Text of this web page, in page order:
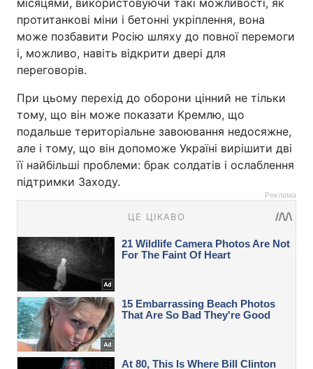
протитанкові міни і бетонні укріплення, вона
може позбавити Росію шляху до повної перемоги
і, можливо, навіть відкрити двері для
переговорів.
При цьому перехід до оборони цінний не тільки
тому, що він може показати Кремлю, що
подальше територіальне завоювання недосяжне,
але і тому, що він допоможе Україні вирішити дві
її найбільші проблеми: брак солдатів і ослаблення
підтримки Заходу.
Реклама